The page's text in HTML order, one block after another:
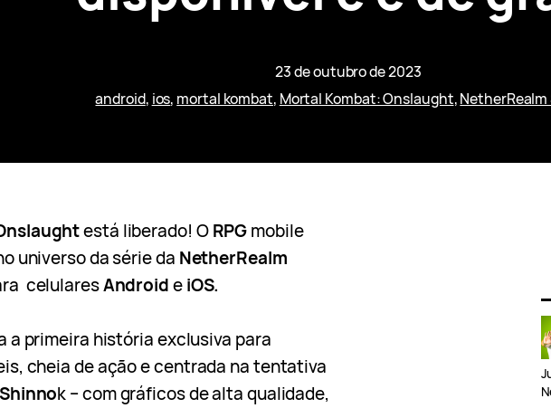
23 de outubro de 2023
android, ios, mortal kombat, Mortal Kombat: Onslaught,
está liberado! ORPGmobile
universo da série da NetherRealm
celularesAndroideiOS.
a primeira história exclusiva para
cheia de ação e centrada na tentativa
Shinnok – com gráficos de alta qualidade,